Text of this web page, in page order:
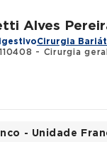
Alves
Cirurgia
110408 - Cirurgia geral
- Unidade